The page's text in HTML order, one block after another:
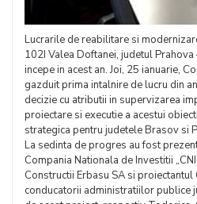
Lucrarile de reabilitare si
102I Valea Doftanei, judetul
incepe in acest an. Joi, 25 ianuarie,
gazduit prima intalnire de lucru din
decizie cu atributii in supervizarea
proiectare si executie a acestui
strategica pentru judetele Brasov si
La sedinta de progres au fost
Compania Nationala de Investitii
Constructii Erbasu SA si
conducatorii administratiilor publice